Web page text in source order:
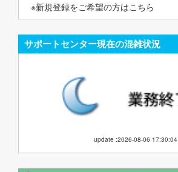
※新規登録をご希望の方はこちら
サポートセンター現在の混雑状況
update :2026-08-06 17:30:04